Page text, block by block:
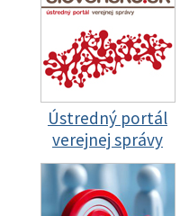
Ústredný portál
verejnej správy